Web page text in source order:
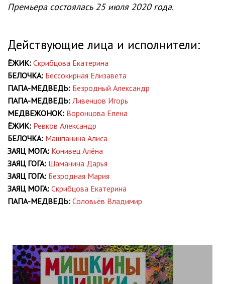
Премьера состоялась 25 июля 2020 года.
Действующие лица и исполнители:
ЁЖИК: Скрибцова Екатерина
БЕЛОЧКА: Бессокирная Елизавета
ПАПА-МЕДВЕДЬ: Безродный Александр
ПАПА-МЕДВЕДЬ: Ливенцов Игорь
МЕДВЕЖОНОК: Воронцова Елена
ЁЖИК: Ревков Александр
БЕЛОЧКА: Машпанина Алиса
ЗАЯЦ МОГА: Конивец Алёна
ЗАЯЦ ГОГА: Шаманина Дарья
ЗАЯЦ ГОГА: Безродная Мария
ЗАЯЦ МОГА: Скрибцова Екатерина
ПАПА-МЕДВЕДЬ: Соловьёв Владимир